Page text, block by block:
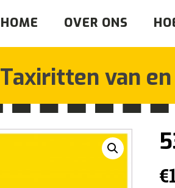
HOME OVER ONS
Taxiritten van
€